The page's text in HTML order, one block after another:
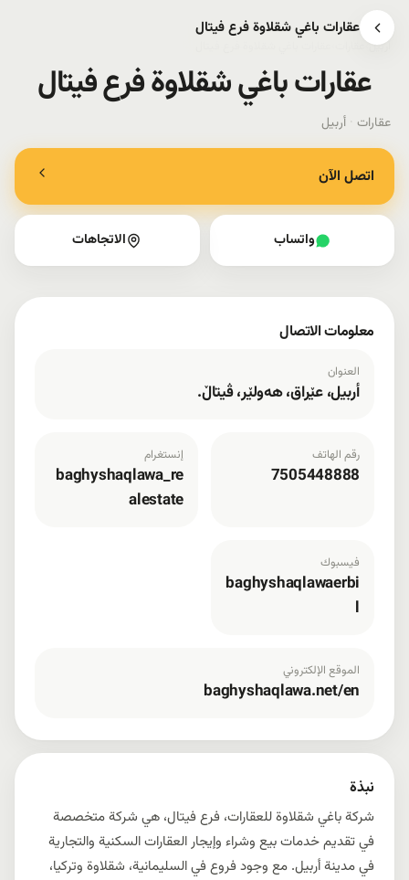
عقارات باغي شقلاوة فرع فیتال
أربيل›
عقارات باغي شقلاوة فرع فیتال
عقارات · أربيل
نبذة
شركة باغي شقلاوة للعقارات، فرع فيتال، هي شركة متخصصة
في تقديم خدمات بيع وشراء وإيجار العقارات السكنية والتجارية
في مدينة أربيل. مع وجود فروع في السليمانية، شقلاوة وتركيا،
اتصل الآن
واتساب الاتجاهات
معلومات الاتصال
العنوان
أربيل، عێراق، هەولێر، ڤیتاڵ.
رقم الهاتف
7505448888
إنستغرام
baghyshaqlawa_re
alestate
فيسبوك
baghyshaqlawaerbi
l
الموقع الإلكتروني
baghyshaqlawa.net/en